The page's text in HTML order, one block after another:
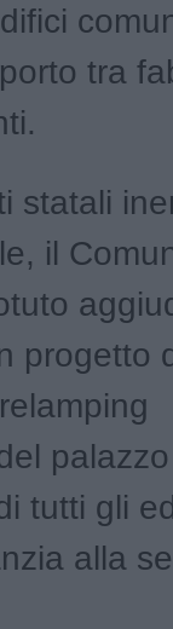
tra
statali
il
progetto
tutti gli
alla